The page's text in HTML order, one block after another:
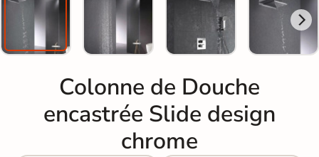
Colonne de Douche
encastrée Slide design
chrome